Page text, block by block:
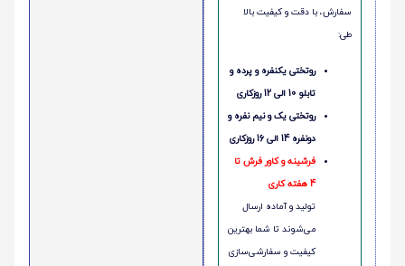
سفارش، با دقت و کیفیت بالا
طی:
روتختی یکنفره و پرده و
تابلو 10 الی 12 روزکاری
روتختی یک و نیم نفره و
دونفره 14 الی 16 روزکاری
فرشینه و کاور فرش تا
4 هفته کاری
تولید و آماده ارسال
می‌شوند تا شما بهترین
کیفیت و سفارشی‌سازی